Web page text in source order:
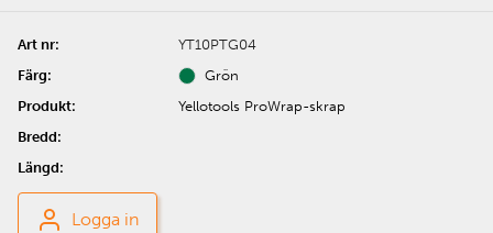
YT10PTG04
Grön
Yellotools ProWrap-skrap
Logga in